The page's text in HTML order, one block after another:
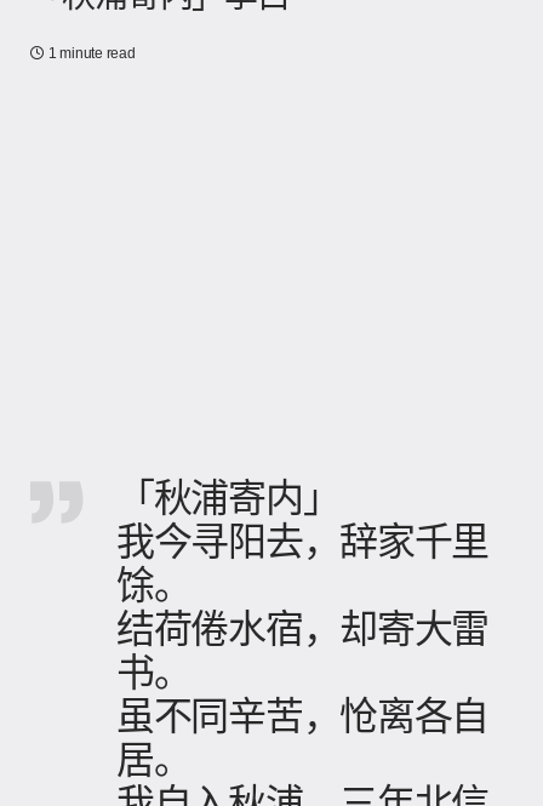
1 minute read
「秋浦寄内」
我今寻阳去，辞家千里
馀。
结荷倦水宿，却寄大雷
书。
虽不同辛苦，怆离各自
居。